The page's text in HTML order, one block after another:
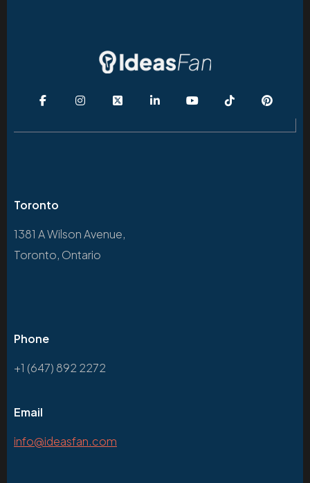
Toronto
1381 A Wilson Avenue,
Toronto, Ontario
Phone
+1 (647) 892 2272
Email
info@ideasfan.com